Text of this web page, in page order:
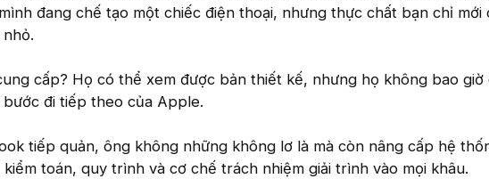
đang chế tạo một chiếc điện thoại, nhưng thực chất bạn chỉ mới
cấp? Họ có thể xem được bản thiết kế, nhưng họ không bao giờ
đi tiếp theo của Apple.
tiếp quản, ông không những không lơ là mà còn nâng cấp hệ
toán, quy trình và cơ chế trách nhiệm giải trình vào mọi khâu.